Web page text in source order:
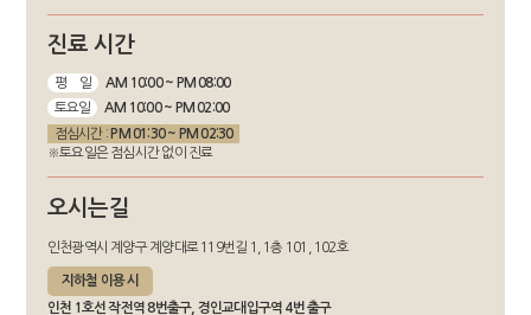
진료 시간
평 일
AM 10:00 ~ PM 08:00
토요일
AM 10:00 ~ PM 02:00
점심시간 : PM 01:30 ~ PM 02:30
※토요일은 점심시간 없이 진료
오시는길
인천광역시 계양구 계양대로 119번길 1, 1층 101, 102호
지하철 이용 시
인천 1호선 작전역 8번출구, 경인교대입구역 4번 출구